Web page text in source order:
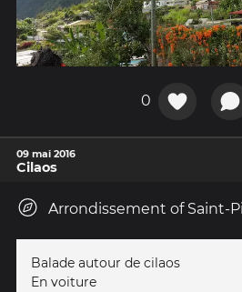
0
09 mai 2016
Cilaos
Arrondissement of Saint-
Balade autour de cilaos
En voiture